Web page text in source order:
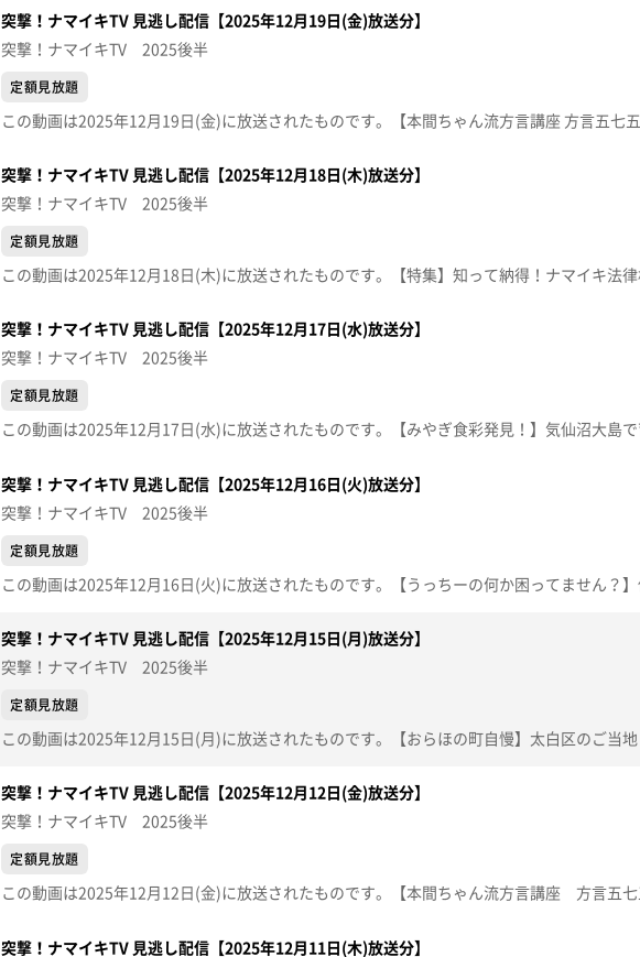
突撃！ナマイキTV 見逃し配信【2025年12月19日(金)放送分】
突撃！ナマイキTV 2025後半
定額見放題
突撃！ナマイキTV 見逃し配信【2025年12月18日(木)放送分】
突撃！ナマイキTV 2025後半
定額見放題
突撃！ナマイキTV 見逃し配信【2025年12月17日(水)放送分】
突撃！ナマイキTV 2025後半
定額見放題
突撃！ナマイキTV 見逃し配信【2025年12月16日(火)放送分】
突撃！ナマイキTV 2025後半
定額見放題
突撃！ナマイキTV 見逃し配信【2025年12月15日(月)放送分】
突撃！ナマイキTV 2025後半
定額見放題
突撃！ナマイキTV 見逃し配信【2025年12月12日(金)放送分】
突撃！ナマイキTV 2025後半
定額見放題
突撃！ナマイキTV 見逃し配信【2025年12月11日(木)放送分】